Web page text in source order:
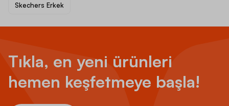
Skechers Erkek
Tıkla, en yeni ürünleri
hemen keşfetmeye başla!